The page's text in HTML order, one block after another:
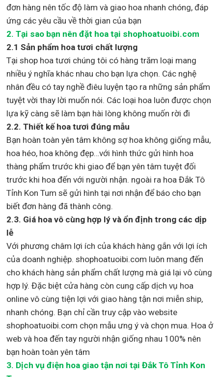
đơn hàng nên tốc độ làm và giao hoa nhanh chóng, đáp
ứng các yêu cầu về thời gian của bạn
2. Tại sao bạn nên đặt hoa tại shophoatuoibi.com
2.1 Sản phẩm hoa tươi chất lượng
Tại shop hoa tươi chúng tôi có hàng trăm loại mang
nhiều ý nghĩa khác nhau cho bạn lựa chọn. Các nghệ
nhân đều có tay nghề điêu luyện tạo ra những sản phẩm
tuyệt vời thay lời muốn nói. Các loại hoa luôn được chọn
lựa kỹ càng sẽ làm bạn hài lòng không muốn rời đi
2.2. Thiết kế hoa tươi đúng mẫu
Bạn hoàn toàn yên tâm không sợ hoa không giống mẫu,
hoa héo, hoa không đẹp…với hình thức gửi hình hoa
thàng phẩm trước khi giao để bạn yên tâm tuyệt đối
trước khi hoa đến với người nhận. ngoài ra hoa Đắk Tô
Tỉnh Kon Tum sẽ gửi hình tại nơi nhận để báo cho bạn
biết đơn hàng đã thành công.
2.3. Giá hoa vô cùng hợp lý và ổn định trong các dịp
lễ
Với phương châm lợi ích của khách hàng gắn với lợi ích
của doanh nghiệp. shophoatuoibi.com luôn mang đến
cho khách hàng sản phẩm chất lượng mà giá lại vô cùng
hợp lý. Đặc biệt cửa hàng còn cung cấp dịch vụ hoa
online vô cùng tiện lợi với giao hàng tận nơi miễn ship,
nhanh chóng. Bạn chỉ cần truy cập vào website
shophoatuoibi.com chọn mẫu ưng ý và chọn mua. Hoa ở
web và hoa đến tay người nhận giống nhau 100% nên
bạn hoàn toàn yên tâm
3. Dịch vụ điện hoa giao tận nơi tại Đắk Tô Tỉnh Kon